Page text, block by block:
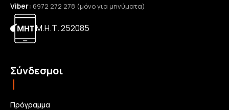
Viber: 6972 272 278 (μόνο για μηνύματα)
Μ.Η.Τ. 252085
Σύνδεσμοι
Πρόγραμμα